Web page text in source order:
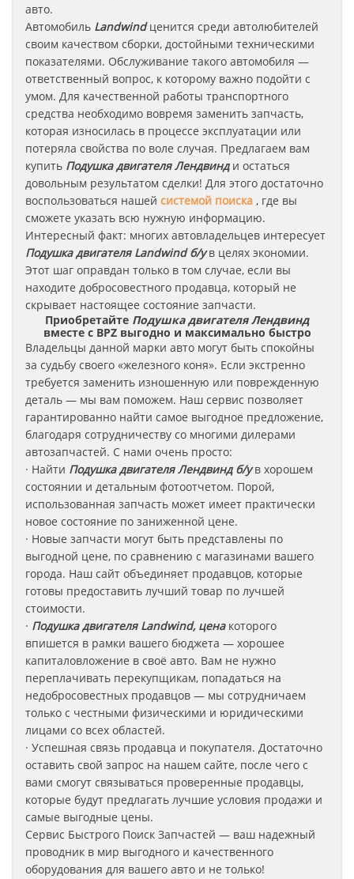
авто.
Автомобиль Landwind ценится среди автолюбителей
своим качеством сборки, достойными техническими
показателями. Обслуживание такого автомобиля —
ответственный вопрос, к которому важно подойти с
умом. Для качественной работы транспортного
средства необходимо вовремя заменить запчасть,
которая износилась в процессе эксплуатации или
потеряла свойства по воле случая. Предлагаем вам
купить Подушка двигателяЛендвинди остаться
довольным результатом сделки! Для этого достаточно
воспользоваться нашей системой поиска , где вы
сможете указать всю нужную информацию.
Интересный факт: многих автовладельцев интересует
Подушка двигателя Landwind б/у в целях экономии.
Этот шаг оправдан только в том случае, если вы
находите добросовестного продавца, который не
скрывает настоящее состояние запчасти.
Приобретайте Подушка двигателя Лендвинд
вместе с BPZ выгодно и максимально быстро
Владельцы данной марки авто могут быть спокойны
за судьбу своего «железного коня». Если экстренно
требуется заменить изношенную или поврежденную
деталь — мы вам поможем. Наш сервис позволяет
гарантированно найти самое выгодное предложение,
благодаря сотрудничеству со многими дилерами
автозапчастей. С нами очень просто:
· Найти Подушка двигателяЛендвиндб/ув хорошем
состоянии и детальным фотоотчетом. Порой,
использованная запчасть может имеет практически
новое состояние по заниженной цене.
· Новые запчасти могут быть представлены по
выгодной цене, по сравнению с магазинами вашего
города. Наш сайт объединяет продавцов, которые
готовы предоставить лучший товар по лучшей
стоимости.
· Подушка двигателя Landwind, цена которого
впишется в рамки вашего бюджета — хорошее
капиталовложение в своё авто. Вам не нужно
переплачивать перекупщикам, попадаться на
недобросовестных продавцов — мы сотрудничаем
только с честными физическими и юридическими
лицами со всех областей.
· Успешная связь продавца и покупателя. Достаточно
оставить свой запрос на нашем сайте, после чего с
вами смогут связываться проверенные продавцы,
которые будут предлагать лучшие условия продажи и
самые выгодные цены.
Сервис Быстрого Поиск Запчастей — ваш надежный
проводник в мир выгодного и качественного
оборудования для вашего авто и не только!